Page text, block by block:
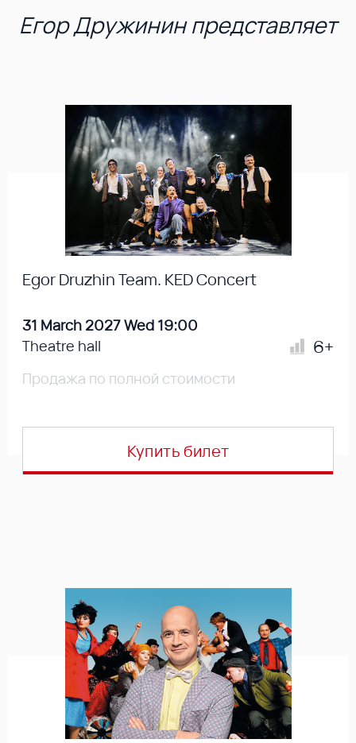
Егор Дружинин представляет
Egor Druzhin Team. KED Concert
31 March 2027 Wed 19:00
Theatre hall
6+
Продажа по полной стоимости
Купить билет